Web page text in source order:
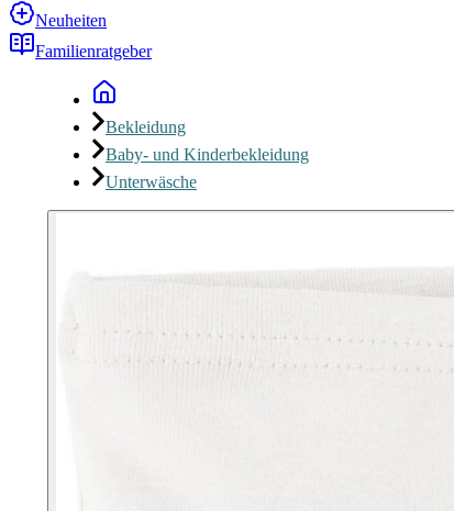
Neuheiten
Familienratgeber
Bekleidung
Baby- und Kinderbekleidung
Unterwäsche